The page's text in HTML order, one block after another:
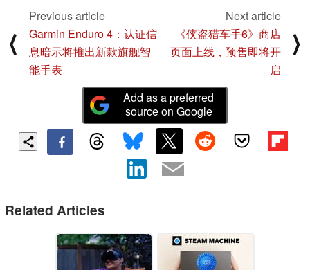
⟨
Previous article
Garmin Enduro 4：认证信
息暗示将推出新款旗舰智
能手表
Next article
《侠盗猎车手6》商店
页面上线，预售即将开
启
⟩
Add as a preferred
source on Google
Related Articles